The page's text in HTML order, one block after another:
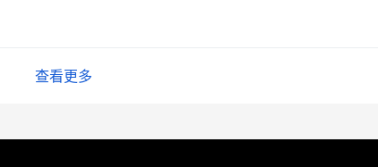
查看更多